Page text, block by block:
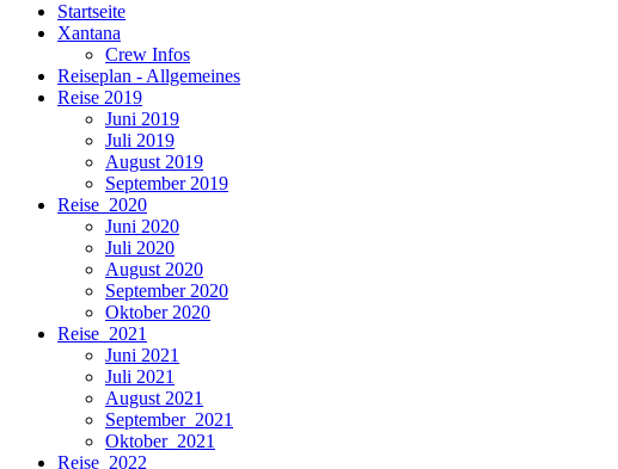
Startseite
Xantana
Crew Infos
Reiseplan - Allgemeines
Reise 2019
Juni 2019
Juli 2019
August 2019
September 2019
Reise_2020
Juni 2020
Juli 2020
August 2020
September 2020
Oktober 2020
Reise_2021
Juni 2021
Juli 2021
August 2021
September_2021
Oktober_2021
Reise_2022